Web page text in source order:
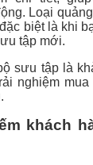
Loại
biệt là khi
tập mới.
sưu tập là
nghiệm
khách